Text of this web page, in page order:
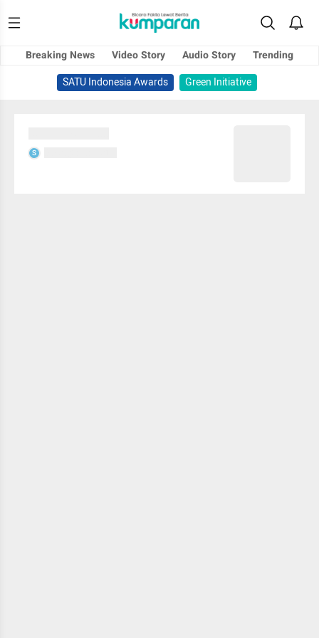
Breaking News Video Story Audio Story
Trending
SATU Indonesia Awards
Green Initiative
S